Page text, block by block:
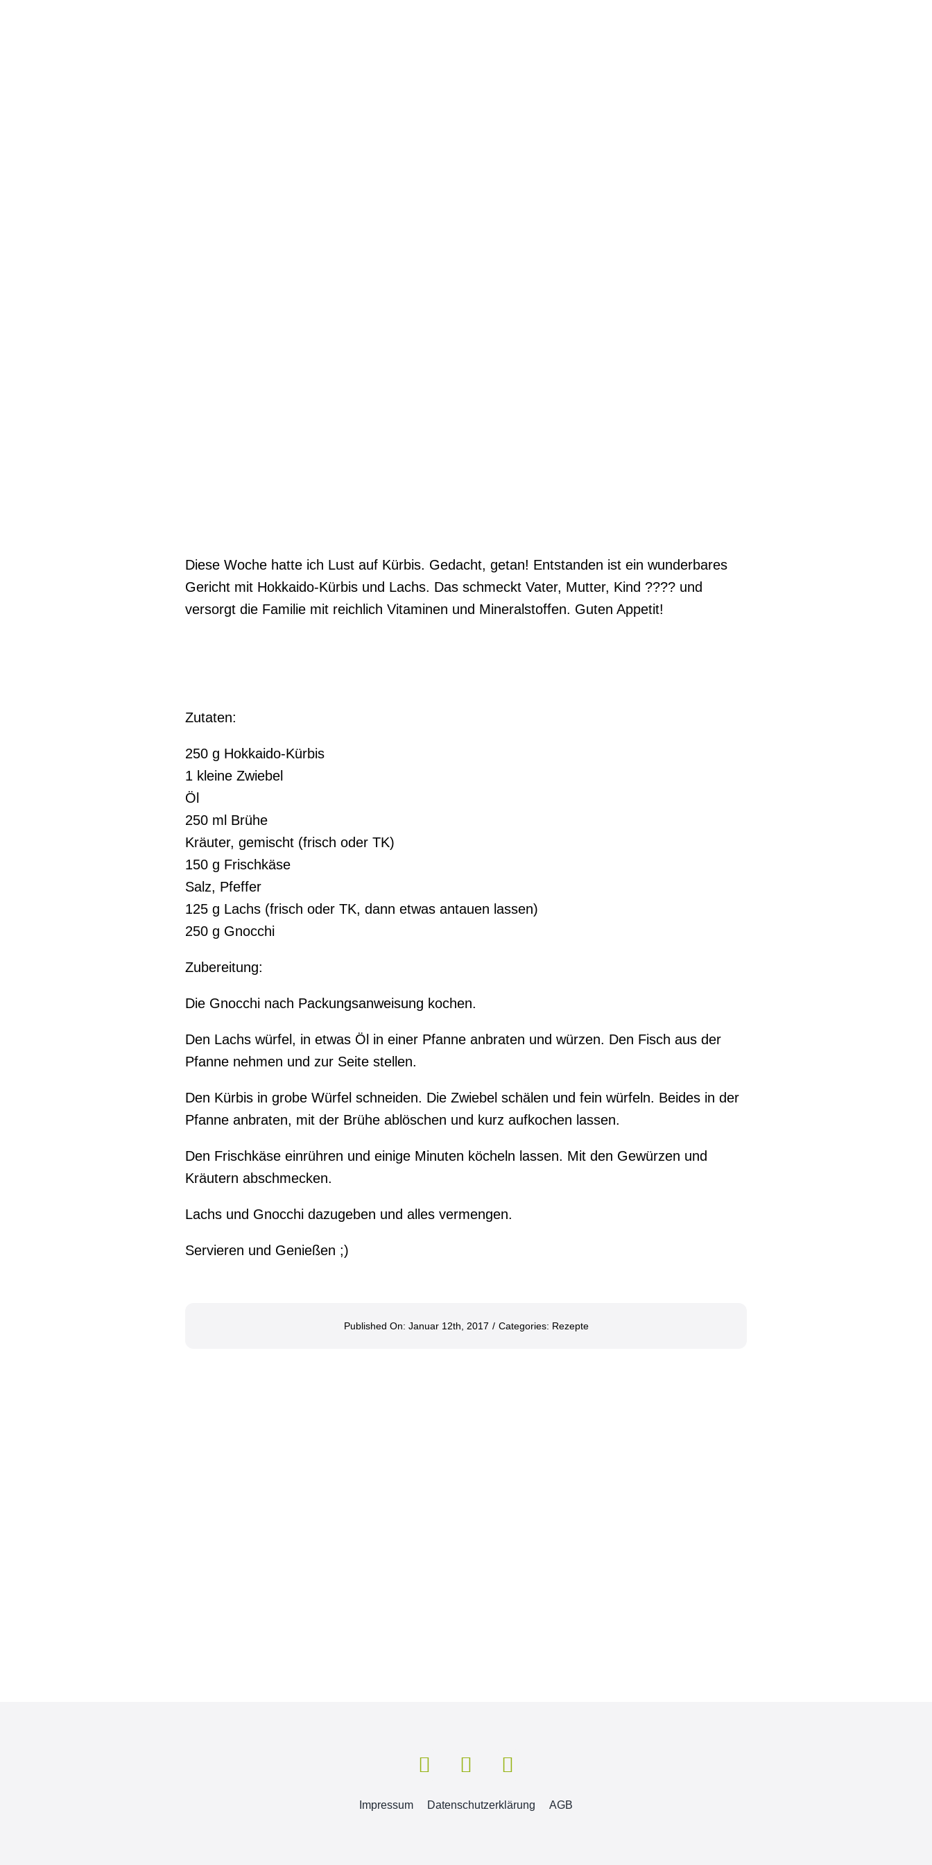
Diese Woche hatte ich Lust auf Kürbis. Gedacht, getan! Entstanden ist ein wunderbares
Gericht mit Hokkaido-Kürbis und Lachs. Das schmeckt Vater, Mutter, Kind ???? und
versorgt die Familie mit reichlich Vitaminen und Mineralstoffen. Guten Appetit!
Zutaten:
250 g Hokkaido-Kürbis
1 kleine Zwiebel
Öl
250 ml Brühe
Kräuter, gemischt (frisch oder TK)
150 g Frischkäse
Salz, Pfeffer
125 g Lachs (frisch oder TK, dann etwas antauen lassen)
250 g Gnocchi
Zubereitung:
Die Gnocchi nach Packungsanweisung kochen.
Den Lachs würfel, in etwas Öl in einer Pfanne anbraten und würzen. Den Fisch aus der
Pfanne nehmen und zur Seite stellen.
Den Kürbis in grobe Würfel schneiden. Die Zwiebel schälen und fein würfeln. Beides in der
Pfanne anbraten, mit der Brühe ablöschen und kurz aufkochen lassen.
Den Frischkäse einrühren und einige Minuten köcheln lassen. Mit den Gewürzen und
Kräutern abschmecken.
Lachs und Gnocchi dazugeben und alles vermengen.
Servieren und Genießen ;)
Published On: Januar 12th, 2017 / Categories: Rezepte
Impressum Datenschutzerklärung AGB